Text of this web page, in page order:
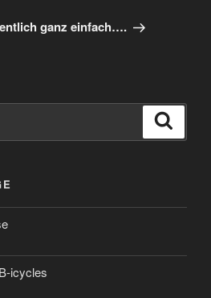
ganz einfach….
icycles